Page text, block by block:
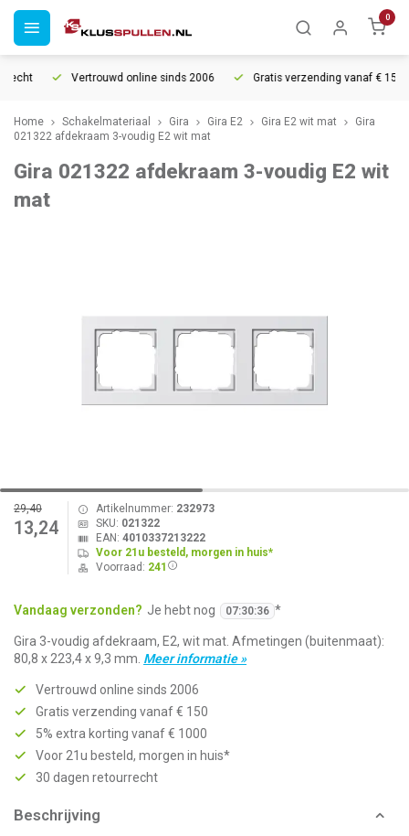
0
Vertrouwd online sinds 2006 Gratis verzending vanaf € 150
Home Schakelmateriaal Gira Gira E2 Gira E2 wit mat
Gira
021322 afdekraam 3-voudig E2 wit mat
Gira 021322 afdekraam 3-voudig E2 wit
mat
29,40
13,24
Artikelnummer: 232973
SKU: 021322
EAN: 4010337213222
Voor 21u besteld, morgen in huis*
Voorraad: 241
Vandaag verzonden? Je hebt nog 07:30:36 *
Gira 3-voudig afdekraam, E2, wit mat. Afmetingen (buitenmaat):
80,8 x 223,4 x 9,3 mm. Meer informatie »
Vertrouwd online sinds 2006
Gratis verzending vanaf € 150
5% extra korting vanaf € 1000
Voor 21u besteld, morgen in huis*
30 dagen retourrecht
Beschrijving